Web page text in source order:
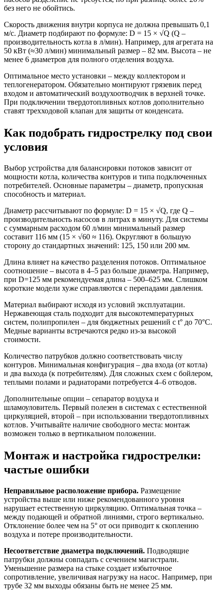
без него не обойтись.
Скорость движения внутри корпуса не должна превышать 0,1
м/с. Диаметр подбирают по формуле: D = 15 × √Q (Q –
производительность котла в л/мин). Например, для агрегата на
50 кВт (≈30 л/мин) минимальный размер – 82 мм. Высота – не
менее 6 диаметров для полного отделения воздуха.
Оптимальное место установки – между коллектором и
теплогенератором. Обязательно монтируют грязевик перед
входом и автоматический воздухоотводчик в верхней точке.
При подключении твердотопливных котлов дополнительно
ставят трехходовой клапан для защиты от конденсата.
Как подобрать гидрострелку под свои
условия
Выбор устройства для балансировки потоков зависит от
мощности котла, количества контуров и типа подключенных
потребителей. Основные параметры – диаметр, пропускная
способность и материал.
Диаметр рассчитывают по формуле: D = 15 × √Q, где Q –
производительность насосов в литрах в минуту. Для системы
с суммарным расходом 60 л/мин минимальный размер
составит 116 мм (15 × √60 ≈ 116). Округляют в большую
сторону до стандартных значений: 125, 150 или 200 мм.
Длина влияет на качество разделения потоков. Оптимальное
соотношение – высота в 4–5 раз больше диаметра. Например,
при D=125 мм рекомендуемая длина – 500–625 мм. Слишком
короткие модели хуже справляются с перепадами давления.
Материал выбирают исходя из условий эксплуатации.
Нержавеющая сталь подходит для высокотемпературных
систем, полипропилен – для бюджетных решений с t° до 70°C.
Медные варианты встречаются редко из-за высокой
стоимости.
Количество патрубков должно соответствовать числу
контуров. Минимальная конфигурация – два входа (от котла)
и два выхода (к потребителям). Для сложных схем с бойлером,
теплыми полами и радиаторами потребуется 4–6 отводов.
Дополнительные опции – сепаратор воздуха и
шламоуловитель. Первый полезен в системах с естественной
циркуляцией, второй – при использовании твердотопливных
котлов. Учитывайте наличие свободного места: монтаж
возможен только в вертикальном положении.
Монтаж и настройка гидрострелки:
частые ошибки
Неправильное расположение прибора. Размещение
устройства выше или ниже рекомендованного уровня
нарушает естественную циркуляцию. Оптимальная точка –
между подающей и обратной линиями, строго вертикально.
Отклонение более чем на 5° от оси приводит к скоплению
воздуха и потере производительности.
Несоответствие диаметра подключений. Подводящие
патрубки должны совпадать с сечением магистрали.
Уменьшение размера на стыке создает избыточное
сопротивление, увеличивая нагрузку на насос. Например, при
трубе 32 мм выходы обязаны быть не менее 25 мм.